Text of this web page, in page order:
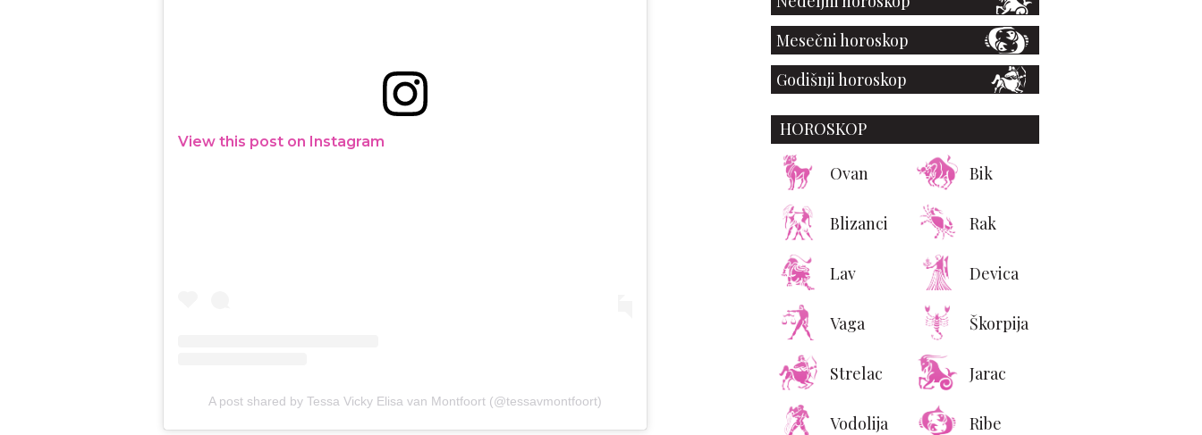
View this post on Instagram
A post shared by Tessa Vicky Elisa van Montfoort (@tessavmontfoort)
Mesečni horoskop
Godišnji horoskop
HOROSKOP
Ovan Bik
Blizanci Rak
Lav Devica
Vaga Škorpija
Strelac Jarac
Vodolija Ribe